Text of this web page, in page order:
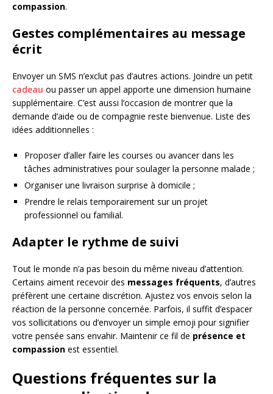
compassion.
Gestes complémentaires au message
écrit
Envoyer un SMS n’exclut pas d’autres actions. Joindre un petit
cadeau ou passer un appel apporte une dimension humaine
supplémentaire. C’est aussi l’occasion de montrer que la
demande d’aide ou de compagnie reste bienvenue. Liste des
idées additionnelles :
Proposer d’aller faire les courses ou avancer dans les
tâches administratives pour soulager la personne malade ;
Organiser une livraison surprise à domicile ;
Prendre le relais temporairement sur un projet
professionnel ou familial.
Adapter le rythme de suivi
Tout le monde n’a pas besoin du même niveau d’attention.
Certains aiment recevoir des messages fréquents, d’autres
préfèrent une certaine discrétion. Ajustez vos envois selon la
réaction de la personne concernée. Parfois, il suffit d’espacer
vos sollicitations ou d’envoyer un simple emoji pour signifier
votre pensée sans envahir. Maintenir ce fil de présence et
compassion est essentiel.
Questions fréquentes sur la